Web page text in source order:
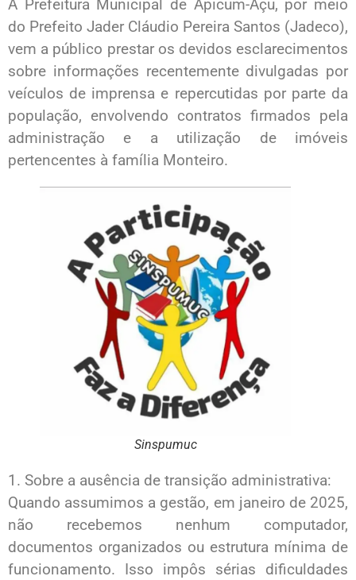
A Prefeitura Municipal de Apicum-Açu, por meio
do Prefeito Jader Cláudio Pereira Santos (Jadeco),
vem a público prestar os devidos esclarecimentos
sobre informações recentemente divulgadas por
veículos de imprensa e repercutidas por parte da
população, envolvendo contratos firmados pela
administração e a utilização de imóveis
pertencentes à família Monteiro.
Sinspumuc
1. Sobre a ausência de transição administrativa:
Quando assumimos a gestão, em janeiro de 2025,
não recebemos nenhum computador,
documentos organizados ou estrutura mínima de
funcionamento. Isso impôs sérias dificuldades